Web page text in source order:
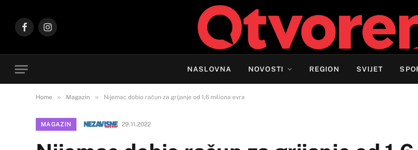
FacebookInstagram
NASLOVNA NOVOSTI REGION SVIJET
Home » Magazin » Nijemac dobio račun za grijanje od 1,6 miliona evra
MAGAZIN 29.11.2022